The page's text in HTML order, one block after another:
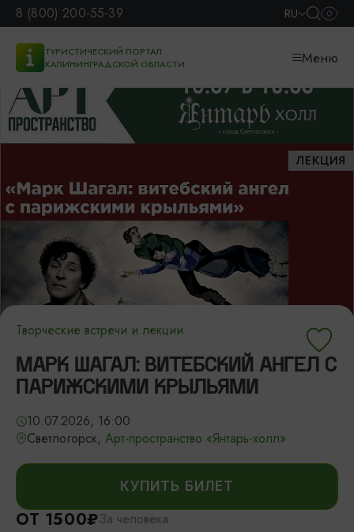
8 (800) 200-55-39 RU
ТУРИСТИЧЕСКИЙ ПОРТАЛ
КАЛИНИНГРАДСКОЙ ОБЛАСТИ
Меню
Творческие встречи и лекции
МАРК ШАГАЛ: ВИТЕБСКИЙ АНГЕЛ С
ПАРИЖСКИМИ КРЫЛЬЯМИ
10.07.2026, 16:00
Светлогорск, Арт-пространство «Янтарь-холл»
КУПИТЬ БИЛЕТ
ОТ 1500₽За человека